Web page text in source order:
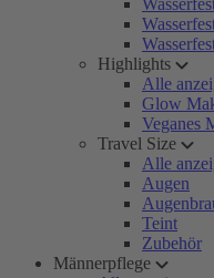
Highlights
Alle
Glow
Veganes
Travel Size
Alle
Augen
Teint
Zubehör
Männerpflege